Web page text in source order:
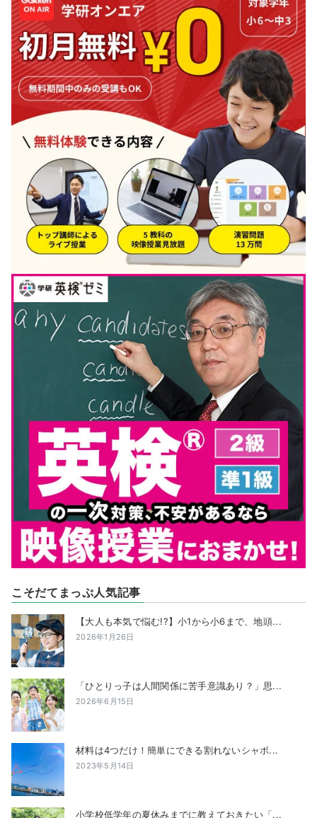
こそだてまっぷ人気記事
【大人も本気で悩む!?】小1から小6まで、地頭...
2026年1月26日
「ひとりっ子は人間関係に苦手意識あり？」思...
2026年6月15日
材料は4つだけ！簡単にできる割れないシャボ...
2023年5月14日
小学校低学年の夏休みまでに教えておきたい「...